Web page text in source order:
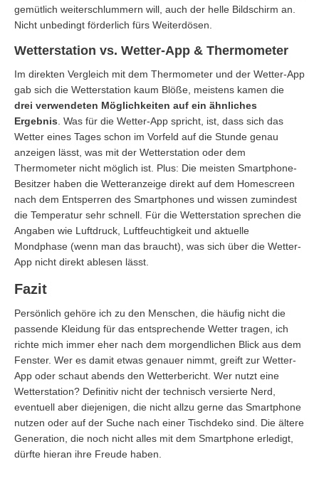
gemütlich weiterschlummern will, auch der helle Bildschirm an.
Nicht unbedingt förderlich fürs Weiterdösen.
Wetterstation vs. Wetter-App & Thermometer
Im direkten Vergleich mit dem Thermometer und der Wetter-App
gab sich die Wetterstation kaum Blöße, meistens kamen die
drei verwendeten Möglichkeiten auf ein ähnliches
Ergebnis . Was für die Wetter-App spricht, ist, dass sich das
Wetter eines Tages schon im Vorfeld auf die Stunde genau
anzeigen lässt, was mit der Wetterstation oder dem
Thermometer nicht möglich ist. Plus: Die meisten Smartphone-
Besitzer haben die Wetteranzeige direkt auf dem Homescreen
nach dem Entsperren des Smartphones und wissen zumindest
die Temperatur sehr schnell. Für die Wetterstation sprechen die
Angaben wie Luftdruck, Luftfeuchtigkeit und aktuelle
Mondphase (wenn man das braucht), was sich über die Wetter-
App nicht direkt ablesen lässt.
Fazit
Persönlich gehöre ich zu den Menschen, die häufig nicht die
passende Kleidung für das entsprechende Wetter tragen, ich
richte mich immer eher nach dem morgendlichen Blick aus dem
Fenster. Wer es damit etwas genauer nimmt, greift zur Wetter-
App oder schaut abends den Wetterbericht. Wer nutzt eine
Wetterstation? Definitiv nicht der technisch versierte Nerd,
eventuell aber diejenigen, die nicht allzu gerne das Smartphone
nutzen oder auf der Suche nach einer Tischdeko sind. Die ältere
Generation, die noch nicht alles mit dem Smartphone erledigt,
dürfte hieran ihre Freude haben.